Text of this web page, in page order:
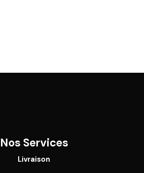
Nos Services
Livraison